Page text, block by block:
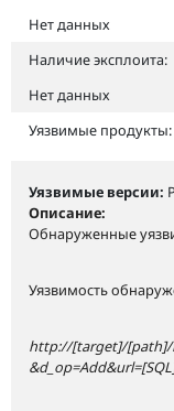
Нет данных
Наличие эксплоита:
Нет данных
Уязвимые продукты:
Уязвимые версии:
Описание:
Обнаруженные
Уязвимость
http://[target]/[path]/